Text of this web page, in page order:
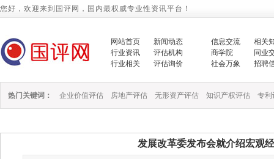
您好，欢迎来到国评网，国内最权威专业性资讯平台！
网站首页
新闻动态
行业资讯
评估机构
行业相关
评估询价
信息交流
相关
商学院
同业
社会万象
招聘
热门关键词： 企业价值评估 房地产评估 无形资产评估 知识产权评估 专利
发展改革委发布会就介绍宏观